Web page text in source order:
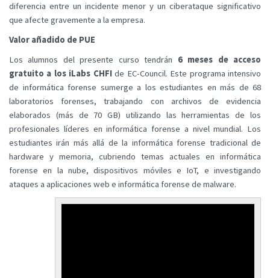
diferencia entre un incidente menor y un ciberataque significativo
que afecte gravemente a la empresa.
Valor añadido de PUE
Los alumnos del presente curso tendrán 6 meses de acceso
gratuito a los iLabs CHFIde EC-Council. Este programa intensivo
de informática forense sumerge a los estudiantes en más de 68
laboratorios forenses, trabajando con archivos de evidencia
elaborados (más de 70 GB) utilizando las herramientas de los
profesionales líderes en informática forense a nivel mundial. Los
estudiantes irán más allá de la informática forense tradicional de
hardware y memoria, cubriendo temas actuales en informática
forense en la nube, dispositivos móviles e IoT, e investigando
ataques a aplicaciones web e informática forense de malware.